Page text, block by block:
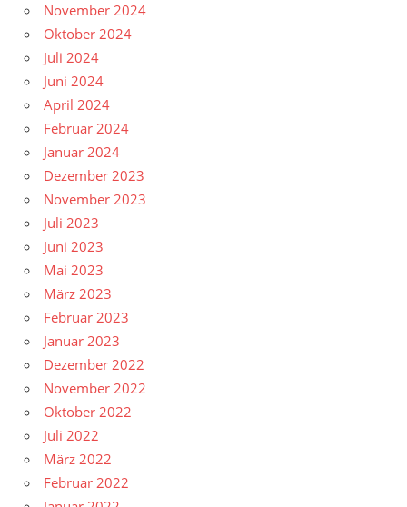
November 2024
Oktober 2024
Juli 2024
Juni 2024
April 2024
Februar 2024
Januar 2024
Dezember 2023
November 2023
Juli 2023
Juni 2023
Mai 2023
März 2023
Februar 2023
Januar 2023
Dezember 2022
November 2022
Oktober 2022
Juli 2022
März 2022
Februar 2022